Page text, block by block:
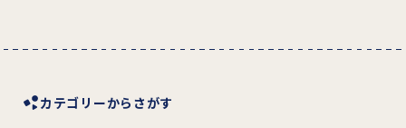
カテゴリーからさがす